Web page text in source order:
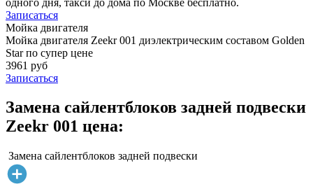
Записаться
Мойка двигателя
Мойка двигателя Zeekr 001 диэлектрическим составом Golden
Star по супер цене
3961 руб
Записаться
Замена сайлентблоков задней подвески
Zeekr 001 цена:
Замена сайлентблоков задней подвески